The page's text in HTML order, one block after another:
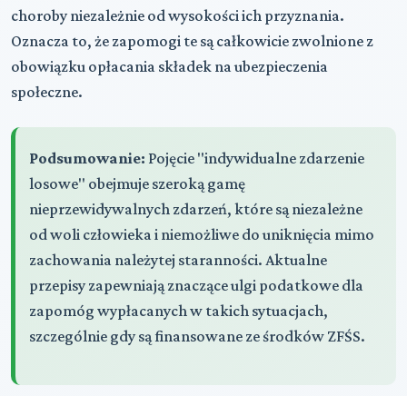
choroby niezależnie od wysokości ich przyznania.
Oznacza to, że zapomogi te są całkowicie zwolnione z
obowiązku opłacania składek na ubezpieczenia
społeczne.
Podsumowanie: Pojęcie "indywidualne zdarzenie
losowe" obejmuje szeroką gamę
nieprzewidywalnych zdarzeń, które są niezależne
od woli człowieka i niemożliwe do uniknięcia mimo
zachowania należytej staranności. Aktualne
przepisy zapewniają znaczące ulgi podatkowe dla
zapomóg wypłacanych w takich sytuacjach,
szczególnie gdy są finansowane ze środków ZFŚS.